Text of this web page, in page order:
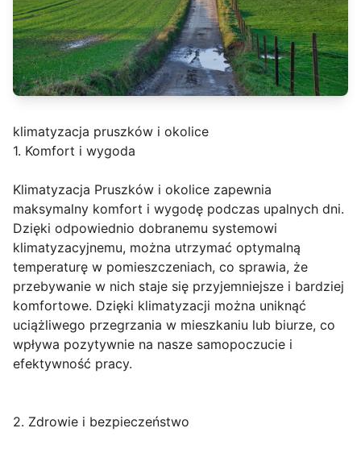
klimatyzacja pruszków i okolice
1. Komfort i wygoda
Klimatyzacja Pruszków i okolice zapewnia
maksymalny komfort i wygodę podczas upalnych dni.
Dzięki odpowiednio dobranemu systemowi
klimatyzacyjnemu, można utrzymać optymalną
temperaturę w pomieszczeniach, co sprawia, że
przebywanie w nich staje się przyjemniejsze i bardziej
komfortowe. Dzięki klimatyzacji można uniknąć
uciążliwego przegrzania w mieszkaniu lub biurze, co
wpływa pozytywnie na nasze samopoczucie i
efektywność pracy.
2. Zdrowie i bezpieczeństwo